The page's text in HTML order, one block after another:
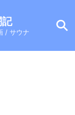
/ サウナ